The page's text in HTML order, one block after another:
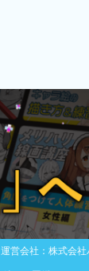
運営会社：株式会社